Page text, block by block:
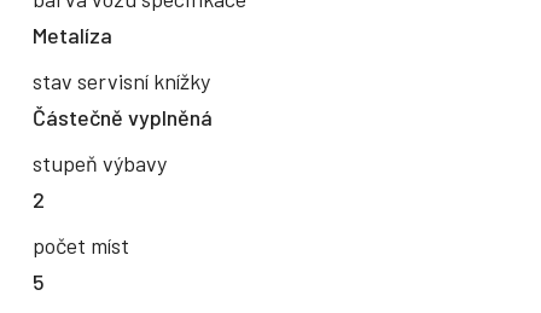
Metalíza
stav servisní knížky
Částečně vyplněná
stupeň výbavy
2
počet míst
5